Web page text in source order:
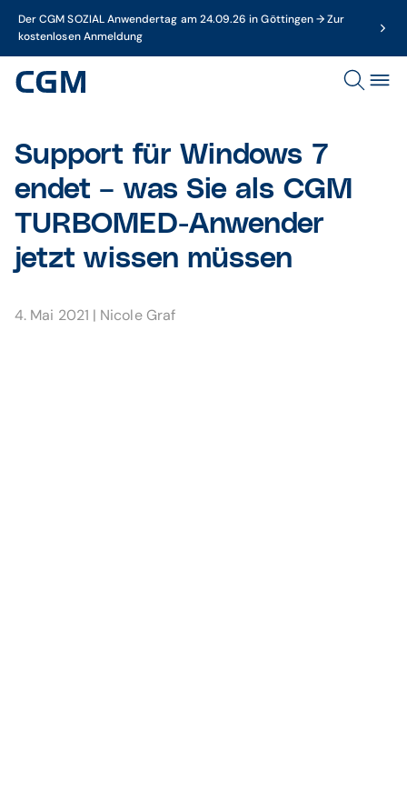
Der CGM SOZIAL Anwendertag am 24.09.26 in Göttingen → Zur
kostenlosen Anmeldung
Support für Windows 7
endet – was Sie als CGM
TURBOMED-Anwender
jetzt wissen müssen
4. Mai 2021 | Nicole Graf